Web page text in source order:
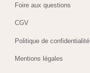
Foire aux questions
CGV
Politique de confidentialité
Mentions légales